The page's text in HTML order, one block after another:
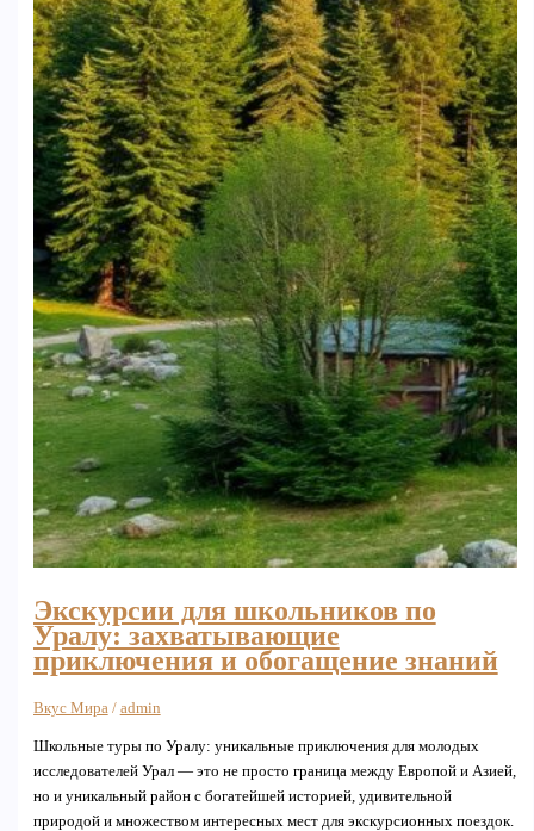
Экскурсии для школьников по
Уралу: захватывающие
приключения и обогащение знаний
Вкус Мира/ admin
Школьные туры по Уралу: уникальные приключения для молодых
исследователей Урал — это не просто граница между Европой и Азией,
но и уникальный район с богатейшей историей, удивительной
природой и множеством интересных мест для экскурсионных поездок.